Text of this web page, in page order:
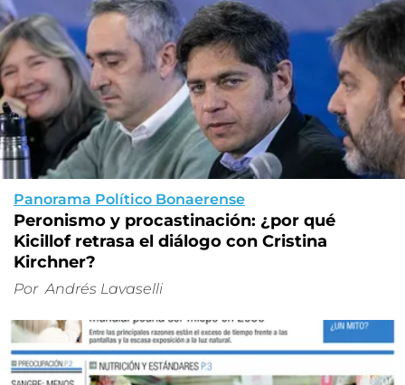
Panorama Político Bonaerense
Peronismo y procastinación: ¿por qué
Kicillof retrasa el diálogo con Cristina
Kirchner?
Por Andrés Lavaselli